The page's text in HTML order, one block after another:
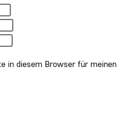
in diesem Browser für meinen